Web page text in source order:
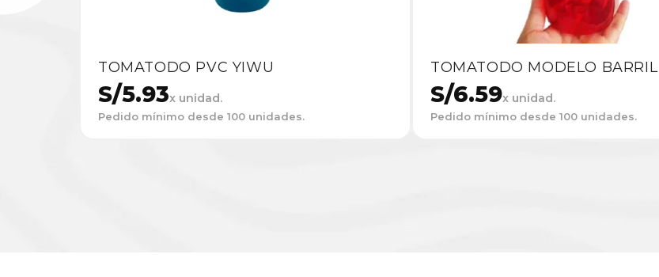
TOMATODO PVC YIWU
S/5.93x unidad.
Pedido mínimo desde 100 unidades.
TOMATODO MODELO BARRIL
S/6.59x unidad.
Pedido mínimo desde 100 unidades.